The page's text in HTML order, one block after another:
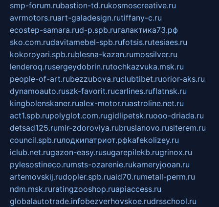
smp-forum.rubastion-td.rukosmoscreative.ru
avrmotors.ruart-galadesign.rutiffany-c.ru
ecostep-samara.rud-p.spb.ruгалактика73.рф
sko.com.rudavitamebel-spb.rufotsis.rutesiaes.ru
kokoroyari.spb.rublesna-kazan.rumossilver.ru
lenderoq.rusergeydobrin.rutochkazvuka.msk.ru
people-of-art.rubezzubova.ruclubtibet.ruorior-aks.ru
dynamoauto.ruszk-favorit.rucarlines.ruflatnsk.ru
kingbolenskaner.rualex-motor.ruastroline.net.ru
act1.spb.rupolyglot.com.rugidlipetsk.ruooo-driada.ru
detsad125.rumir-zdoroviya.rubruslanovo.rusiterem.ru
council.spb.ruлодкипатриот.рфkafekolizey.ru
iclub.net.rugazon-easy.rusugarepilekb.rugrinox.ru
pylesostineco.rumsts-ozarenie.rukameryjooan.ru
artemovskij.rudopler.spb.ruaid70.rumetall-perm.ru
ndm.msk.ruratingzooshop.ruapiaccess.ru
globalautotrade.infobezverhovskoe.rudrsschool.ru